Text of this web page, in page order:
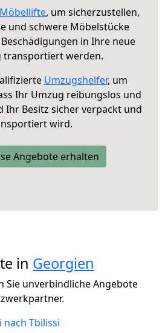
Möbellifte, um sicherzustellen,
und schwere Möbelstücke
in Ihre neue
transportiert werden.
Umzugshelfer, um
Ihr Umzug reibungslos und
Ihr Besitz sicher verpackt und
wird.
Angebote erhalten
in Georgien
Sie unverbindliche Angebote
nach Tbilissi